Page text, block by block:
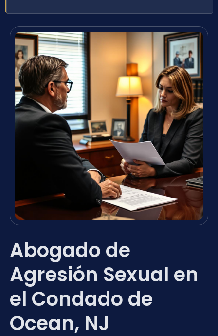
Abogado de
Agresión Sexual en
el Condado de
Ocean, NJ